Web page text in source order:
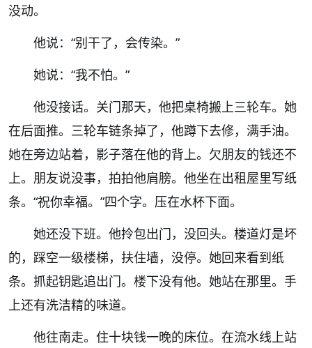
没动。
他说： “别干了，会传染。 ”
她说： “我不怕。 ”
他没接话。关门那天，他把桌椅搬上三轮车。她
在后面推。三轮车链条掉了，他蹲下去修，满手油。
她在旁边站着，影子落在他的背上。欠朋友的钱还不
上。朋友说没事，拍拍他肩膀。他坐在出租屋里写纸
条。 “祝你幸福。 ”四个字。压在水杯下面。
她还没下班。他拎包出门，没回头。楼道灯是坏
的，踩空一级楼梯，扶住墙，没停。她回来看到纸
条。抓起钥匙追出门。楼下没有他。她站在那里。手
上还有洗洁精的味道。
他往南走。住十块钱一晚的床位。在流水线上站